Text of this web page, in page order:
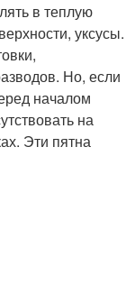
в теплую
уксусы.
Но, если
началом
на
Эти пятна